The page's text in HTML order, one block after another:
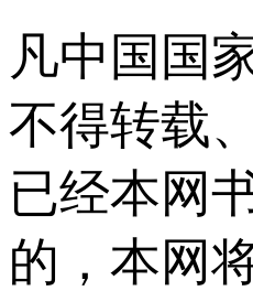
凡中国国
不得转载
已经本网
的，本网